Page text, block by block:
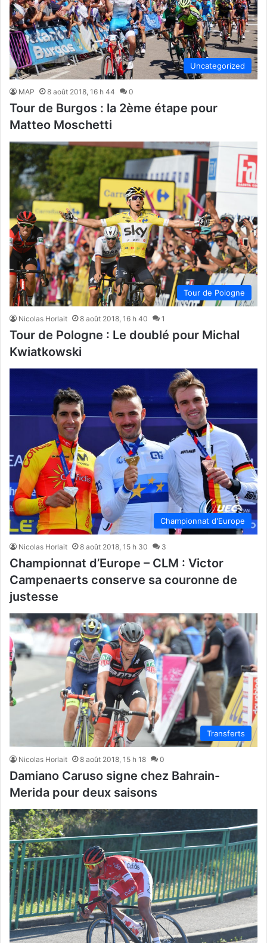
Uncategorized
MAP 8 août 2018, 16 h 44 0
Tour de Burgos : la 2ème étape pour
Matteo Moschetti
Tour de Pologne
Nicolas Horlait 8 août 2018, 16 h 40 1
Tour de Pologne : Le doublé pour Michal
Kwiatkowski
Championnat d'Europe
Nicolas Horlait 8 août 2018, 15 h 30 3
Championnat d’Europe – CLM : Victor
Campenaerts conserve sa couronne de
justesse
Transferts
Nicolas Horlait 8 août 2018, 15 h 18 0
Damiano Caruso signe chez Bahrain-
Merida pour deux saisons